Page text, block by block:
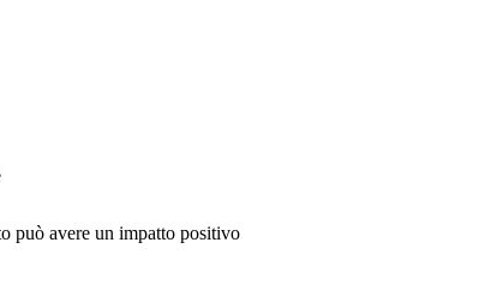
può avere un impatto positivo